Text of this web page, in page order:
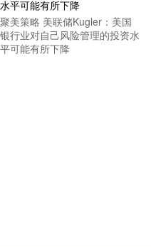
聚美策略 美联储Kugler：美国
银行业对自己风险管理的投资水
平可能有所下降